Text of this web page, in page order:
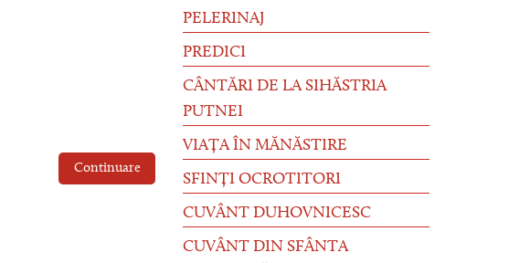
Continuare
PELERINAJ
PREDICI
CÂNTĂRI DE LA SIHĂSTRIA
PUTNEI
VIAȚA ÎN MĂNĂSTIRE
SFINȚI OCROTITORI
CUVÂNT DUHOVNICESC
CUVÂNT DIN SFÂNTA